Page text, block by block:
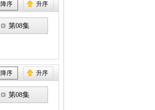
降序 升序
第08集
降序 升序
第08集